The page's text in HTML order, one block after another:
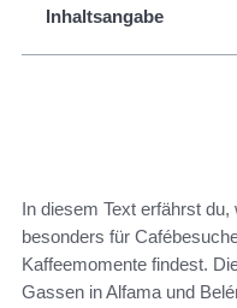
Inhaltsangabe
In diesem Text erfährst
besonders für
Kaffeemomente findest.
Gassen in Alfama und